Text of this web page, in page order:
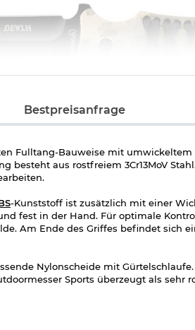
Bestpreisanfrage
Fulltang-Bauweise mit
besteht aus rostfreiem 3Cr13MoV
-Kunststoff ist zusätzlich mit einer
fest in der Hand. Für optimale
Am Ende des Griffes befindet sich
Nylonscheide mit
Sports überzeugt als sehr